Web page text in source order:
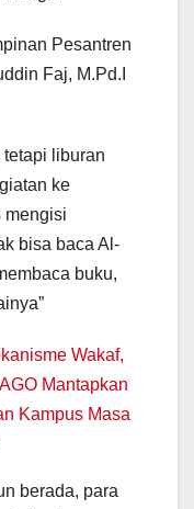
Pesantren
Faj, M.Pd.I
tetapi liburan
ke
mengisi
bisa baca Al-
buku,
Wakaf,
Mantapkan
Kampus Masa
berada, para